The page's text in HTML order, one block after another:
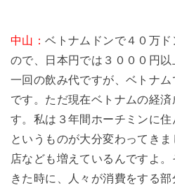
中山：ベトナムドンで４０万
ので、日本円では３０００円
一回の飲み代ですが、ベトナ
です。ただ現在ベトナムの経
す。私は３年間ホーチミンに
というものが大分変わってき
店なども増えているんですよ
きた時に、人々が消費をする